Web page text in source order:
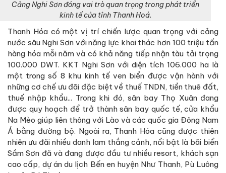
Cảng Nghi Sơn đóng vai trò quan trọng trong phát triển
kinh tế của tỉnh Thanh Hoá.
Thanh Hóa có một vị trí chiến lược quan trọng với cảng
nước sâu Nghi Sơn với năng lực khai thác hơn 100 triệu tấn
hàng hóa mỗi năm và có khả năng tiếp nhận tàu tải trọng
100.000 DWT. KKT Nghi Sơn với diện tích 106.000 ha là
một trong số 8 khu kinh tế ven biển được vận hành với
những cơ chế ưu đãi đặc biệt về thuế TNDN, tiền thuê đất,
thuế nhập khẩu... Trong khi đó, sân bay Thọ Xuân đang
được quy hoạch để trở thành sân bay quốc tế, cửa khẩu
Na Mèo giúp liên thông với Lào và các quốc gia Đông Nam
Á bằng đường bộ. Ngoài ra, Thanh Hóa cũng được thiên
nhiên ưu đãi nhiều danh lam thắng cảnh, nổi bật là bãi biển
Sầm Sơn đã và đang được đầu tư nhiều resort, khách sạn
cao cấp, dự án du lịch Bến en huyện Như Thanh, Pù Luông